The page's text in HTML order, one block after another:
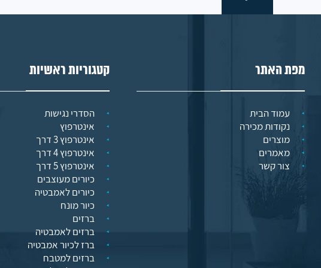
מפת האתר
עמוד הבית
נקודות מכירה
מוצרים
מאמרים
צור קשר
קטגוריות ראשיות
הסדרי נגישות
אינטרפוץ
אינטרפוץ 3 דרך
אינטרפוץ 4 דרך
אינטרפוץ 5 דרך
כיורים מעוצבים
כיורים לאמבטיה
כיור מונח
ברזים
ברזים לאמבטיה
ברז לכיור אמבטיה
ברזים למטבח